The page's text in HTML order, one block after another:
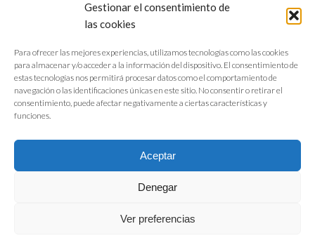
Gestionar el consentimiento de
las cookies
Para ofrecer las mejores experiencias, utilizamos tecnologías como las cookies
para almacenar y/o acceder a la información del dispositivo. El consentimiento de
estas tecnologías nos permitirá procesar datos como el comportamiento de
navegación o las identificaciones únicas en este sitio. No consentir o retirar el
consentimiento, puede afectar negativamente a ciertas características y
funciones.
Aceptar
Denegar
Ver preferencias
FIAB Federación Española de Industrias de la Alimentación y Bebidas